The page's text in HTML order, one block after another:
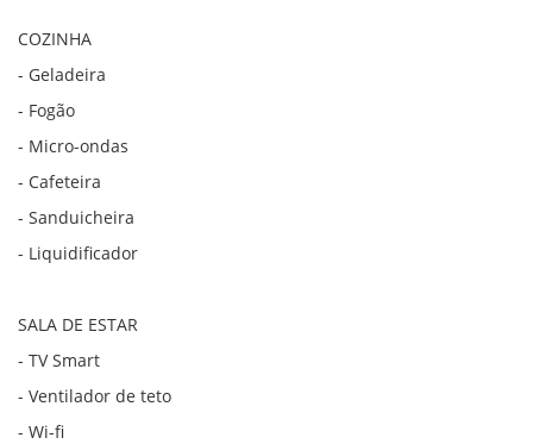
COZINHA
- Geladeira
- Fogão
- Micro-ondas
- Cafeteira
- Sanduicheira
- Liquidificador
SALA DE ESTAR
- TV Smart
- Ventilador de teto
- Wi-fi